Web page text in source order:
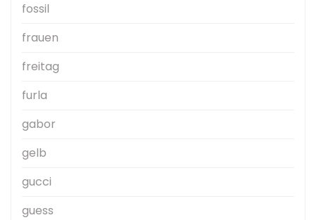
fossil
frauen
freitag
furla
gabor
gelb
gucci
guess